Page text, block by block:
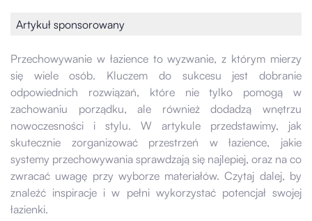
Artykuł sponsorowany
Przechowywanie w łazience to wyzwanie, z którym mierzy
się wiele osób. Kluczem do sukcesu jest dobranie
odpowiednich rozwiązań, które nie tylko pomogą w
zachowaniu porządku, ale również dodadzą wnętrzu
nowoczesności i stylu. W artykule przedstawimy, jak
skutecznie zorganizować przestrzeń w łazience, jakie
systemy przechowywania sprawdzają się najlepiej, oraz na co
zwracać uwagę przy wyborze materiałów. Czytaj dalej, by
znaleźć inspiracje i w pełni wykorzystać potencjał swojej
łazienki.